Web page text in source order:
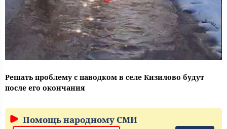
Решать проблему с паводком в селе Кизилово будут
после его окончания
Помощь народному СМИ